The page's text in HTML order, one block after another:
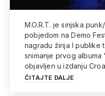
M.O.R.T. je sinjska
pobjedom na Demo
nagradu žirija I publike
snimanje prvog albuma
objavljen u izdanju
ČITAJTE DALJE